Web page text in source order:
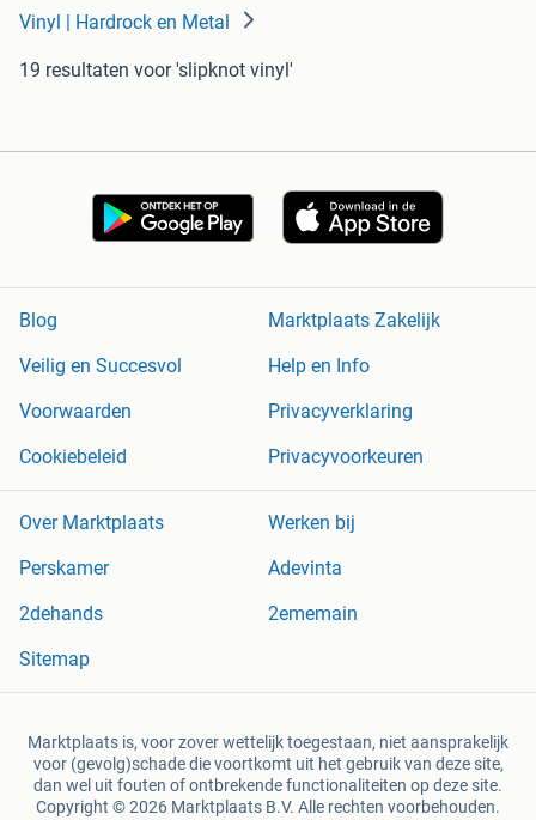
Vinyl | Hardrock en Metal
19 resultaten voor 'slipknot vinyl'
Blog
Marktplaats Zakelijk
Veilig en Succesvol
Help en Info
Voorwaarden
Privacyverklaring
Cookiebeleid
Privacyvoorkeuren
Over Marktplaats
Werken bij
Perskamer
Adevinta
2dehands
2ememain
Sitemap
Marktplaats is, voor zover wettelijk toegestaan, niet aansprakelijk
voor (gevolg)schade die voortkomt uit het gebruik van deze site,
dan wel uit fouten of ontbrekende functionaliteiten op deze site.
Copyright © 2026 Marktplaats B.V. Alle rechten voorbehouden.